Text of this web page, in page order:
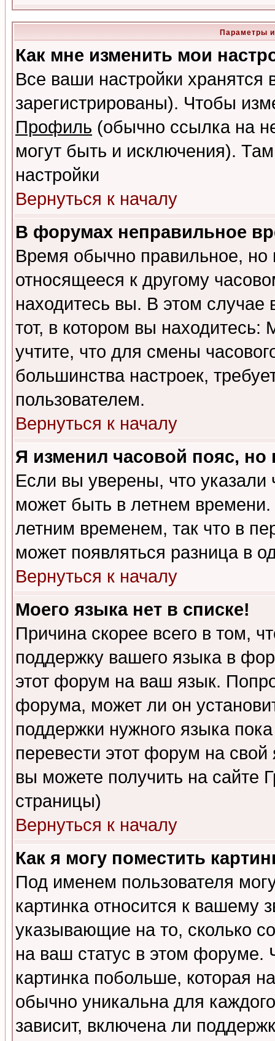
Параметры
Как мне изменить мои
Все ваши настройки
зарегистрированы). Чтобы
Профиль (обычно ссылка на
могут быть и исключения).
настройки
Вернуться к началу
В форумах неправильное
Время обычно правильное,
относящееся к другому
находитесь вы. В этом
тот, в котором вы
учтите, что для смены
большинства настроек,
пользователем.
Вернуться к началу
Я изменил часовой пояс,
Если вы уверены, что указали
может быть в летнем
летним временем, так что в
может появляться разница в
Вернуться к началу
Моего языка нет в списке!
Причина скорее всего в том,
поддержку вашего языка в
этот форум на ваш язык.
форума, может ли он
поддержки нужного языка
перевести этот форум на
вы можете получить на сайте
страницы)
Вернуться к началу
Как я могу поместить
Под именем пользователя
картинка относится к вашему
указывающие на то, сколько
на ваш статус в этом форуме.
картинка побольше, которая
обычно уникальна для
зависит, включена ли